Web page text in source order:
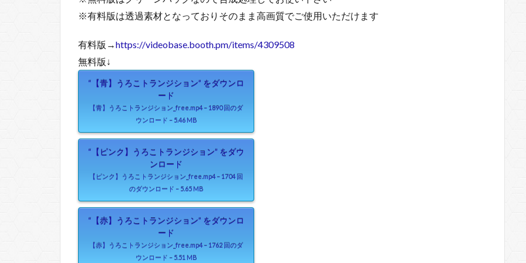
※有料版は透過素材となっておりそのまま高画質でご使用いただけます
有料版→https://videobase.booth.pm/items/4309508
無料版↓
“【青】うろこトランジション” をダウンロ
ード
【青】うろこトランジション_free.mp4 – 1890 回のダ
ウンロード – 5.46 MB
“【ピンク】うろこトランジション” をダウ
ンロード
【ピンク】うろこトランジション_free.mp4 – 1704 回
のダウンロード – 5.65 MB
“【赤】うろこトランジション” をダウンロ
ード
【赤】うろこトランジション_free.mp4 – 1762 回のダ
ウンロード – 5.51 MB